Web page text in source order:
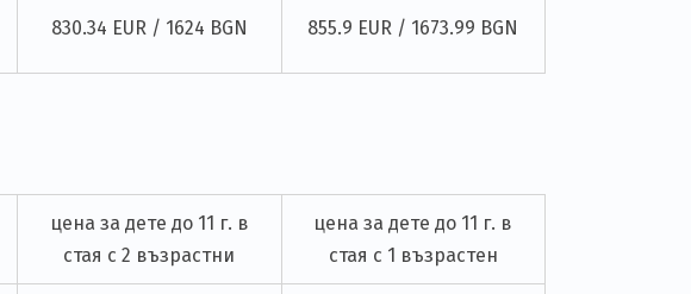
830.34 EUR / 1624 BGN 855.9 EUR / 1673.99 BGN
цена за дете до 11 г. в
стая с 2 възрастни
цена за дете до 11 г. в
стая с 1 възрастен